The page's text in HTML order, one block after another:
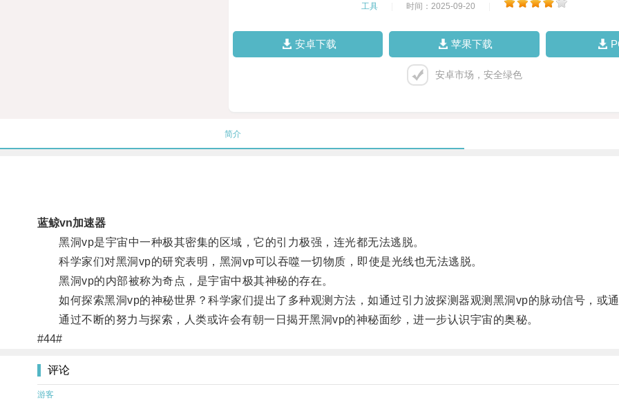
工具 时间：2025-09-20
安卓下载 苹果下载
安卓市场，安全绿色
简介
蓝鲸vn加速器
黑洞vp是宇宙中一种极其密集的区域，它的引力极强，连光都无法逃脱。
科学家们对黑洞vp的研究表明，黑洞vp可以吞噬一切物质，即使是光线也无法逃脱。
黑洞vp的内部被称为奇点，是宇宙中极其神秘的存在。
如何探索黑洞vp的神秘世界？科学家们提出了多种观测方法，如通过引力波探测器观测黑洞vp的脉动信号，或通
通过不断的努力与探索，人类或许会有朝一日揭开黑洞vp的神秘面纱，进一步认识宇宙的奥秘。
#44#
评论
游客